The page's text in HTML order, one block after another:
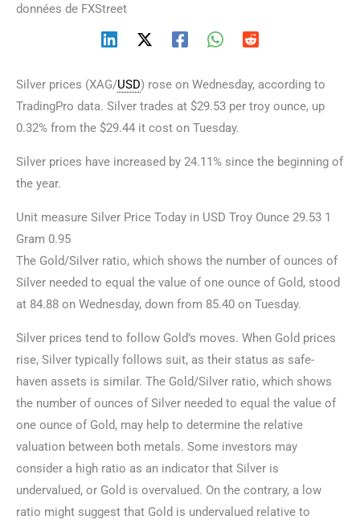
données de FXStreet
Silver prices (XAG/USD) rose on Wednesday, according to
TradingPro data. Silver trades at $29.53 per troy ounce, up
0.32% from the $29.44 it cost on Tuesday.
Silver prices have increased by 24.11% since the beginning of
the year.
Unit measure Silver Price Today in USD Troy Ounce 29.53 1
Gram 0.95
The Gold/Silver ratio, which shows the number of ounces of
Silver needed to equal the value of one ounce of Gold, stood
at 84.88 on Wednesday, down from 85.40 on Tuesday.
Silver prices tend to follow Gold’s moves. When Gold prices
rise, Silver typically follows suit, as their status as safe-
haven assets is similar. The Gold/Silver ratio, which shows
the number of ounces of Silver needed to equal the value of
one ounce of Gold, may help to determine the relative
valuation between both metals. Some investors may
consider a high ratio as an indicator that Silver is
undervalued, or Gold is overvalued. On the contrary, a low
ratio might suggest that Gold is undervalued relative to